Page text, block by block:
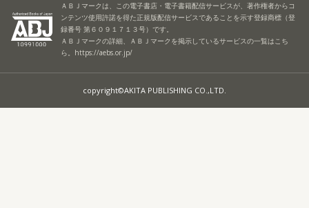
ＡＢＪマークは、この電子書店・電子書籍配信サービスが、著作権者からコ
ンテンツ使用許諾を得た正規版配信サービスであることを示す登録商標（登
録番号 第６０９１７１３号）です。
ＡＢＪマークの詳細、ＡＢＪマークを掲示しているサービスの一覧はこち
ら。 https://aebs.or.jp/
copyright©AKITA PUBLISHING CO.,LTD.